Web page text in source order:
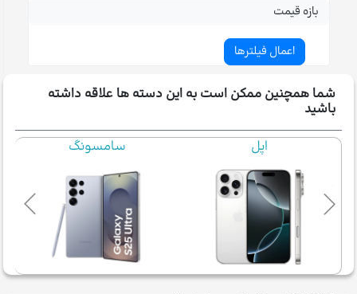
بازه قیمت
شما همچنین ممکن است به این دسته ها علاقه داشته
باشید
سامسونگ
شیائومی